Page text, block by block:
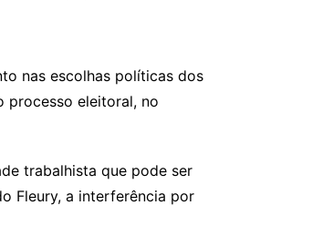
nas escolhas políticas dos
processo eleitoral, no
trabalhista que pode ser
Fleury, a interferência por